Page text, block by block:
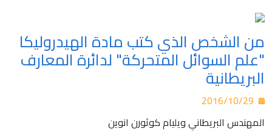
من الشخص الذي كتب مادة الهيدروليكا
"علم السوائل المتحركة" لدائرة المعارف
البريطانية
المهندس البريطاني ويليام كوثورن انوين